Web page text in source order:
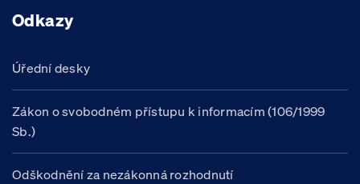
Odkazy
Úřední desky
Zákon o svobodném přístupu k informacím (106/1999
Sb.)
Odškodnění za nezákonná rozhodnutí